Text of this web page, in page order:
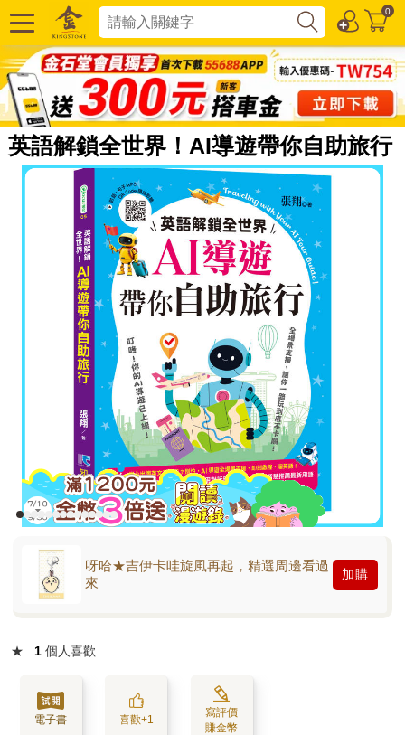
0
英語解鎖全世界！AI導遊帶你自助旅行
呀哈★吉伊卡哇旋風再起，精選周邊看過
來
加購
★ 1 個人喜歡
電子書 喜歡+1
寫評價
賺金幣